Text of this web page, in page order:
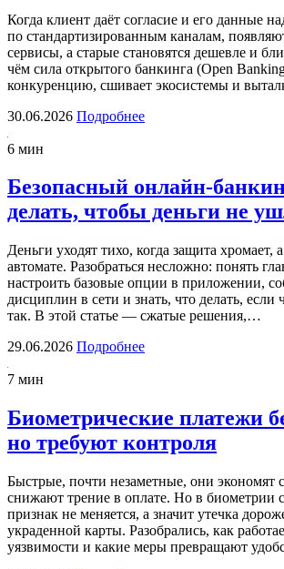
Когда клиент даёт согласие и его данные
по стандартизированным каналам,
сервисы, а старые становятся дешевле и
чём сила открытого банкинга (Open
конкуренцию, сшивает экосистемы и
30.06.2026 Подробнее
6 мин
Безопасный онлайн-
делать, чтобы деньги не
Деньги уходят тихо, когда защита
автомате. Разобраться несложно: понять
настроить базовые опции в приложении,
дисциплин в сети и знать, что делать, если
так. В этой статье — сжатые решения,…
29.06.2026 Подробнее
7 мин
Биометрические платежи
но требуют контроля
Быстрые, почти незаметные, они экономят
снижают трение в оплате. Но в биометрии
признак не меняется, а значит утечка
украденной карты. Разобрались, как
уязвимости и какие меры превращают